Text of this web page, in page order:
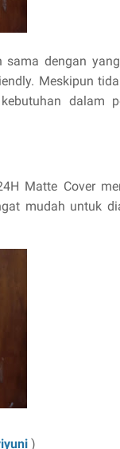
sama dengan
Meskipun
dalam
Matte Cover
mudah untuk
)